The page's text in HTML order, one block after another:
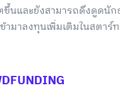
ขึ้นและยังสามารถดึงดูดนั
ามาลงทุนเพิ่มเติมในสตาร์